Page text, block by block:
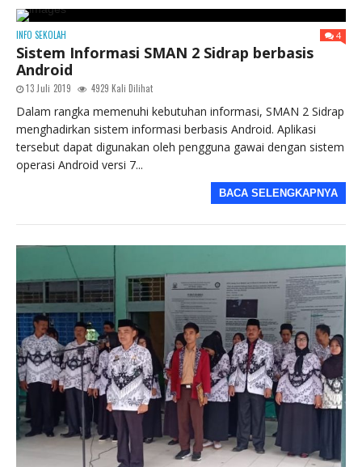
INFO SEKOLAH 4
Sistem Informasi SMAN 2 Sidrap berbasis
Android
13 Juli 2019 4929 Kali Dilihat
Dalam rangka memenuhi kebutuhan informasi, SMAN 2 Sidrap
menghadirkan sistem informasi berbasis Android. Aplikasi
tersebut dapat digunakan oleh pengguna gawai dengan sistem
operasi Android versi 7...
BACA SELENGKAPNYA